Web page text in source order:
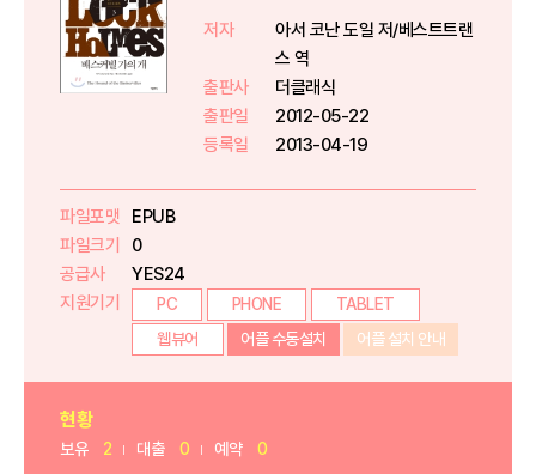
저자
아서 코난 도일 저/베스트트랜
스 역
출판사
더클래식
출판일
2012-05-22
등록일
2013-04-19
파일포맷
EPUB
파일크기
0
공급사
YES24
지원기기
PC PHONE
TABLET
웹뷰어
어플 수동설치 어플 설치 안내
현황
보유 2 대출 0 예약 0